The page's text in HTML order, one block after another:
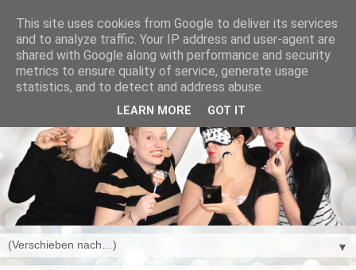
▼
This site uses cookies from Google to deliver its services
and to analyze traffic. Your IP address and user-agent are
shared with Google along with performance and security
metrics to ensure quality of service, generate usage
statistics, and to detect and address abuse.
LEARN MORE GOT IT